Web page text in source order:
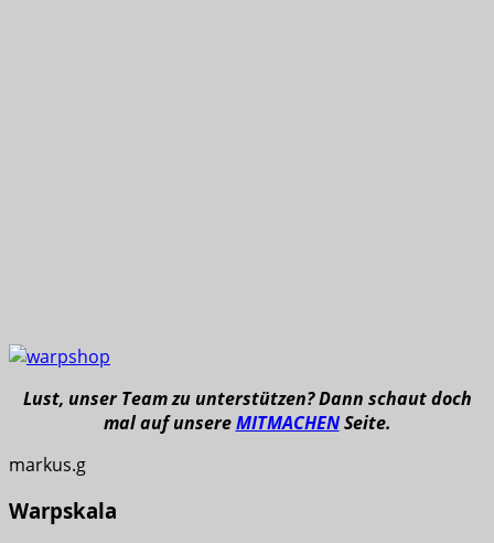
Lust, unser Team zu unterstützen? Dann schaut doch
mal auf unsereMITMACHENSeite.
markus.g
Warpskala